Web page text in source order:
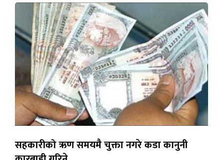
सहकारीको ऋण समयमै चुक्ता नगरे कडा कानुनी